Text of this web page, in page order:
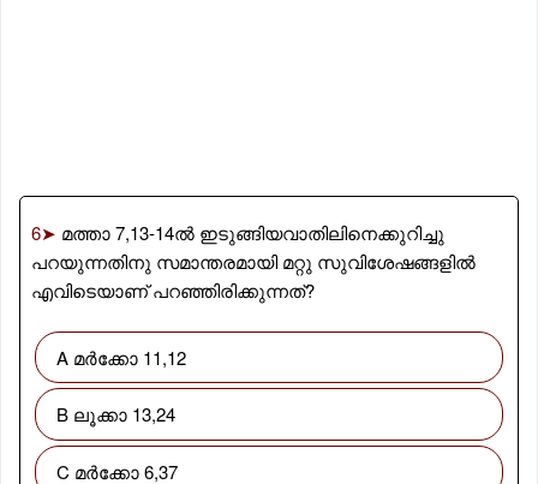
6➤ മത്താ 7,13-14ൽ ഇടുങ്ങിയവാതിലിനെക്കുറിച്ചു
പറയുന്നതിനു സമാന്തരമായി മറ്റു സുവിശേഷങ്ങളിൽ
എവിടെയാണ് പറഞ്ഞിരിക്കുന്നത്?
A മർക്കോ 11,12
B ലൂക്കാ 13,24
C മർക്കോ 6,37